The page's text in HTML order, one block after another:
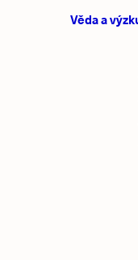
Věda a